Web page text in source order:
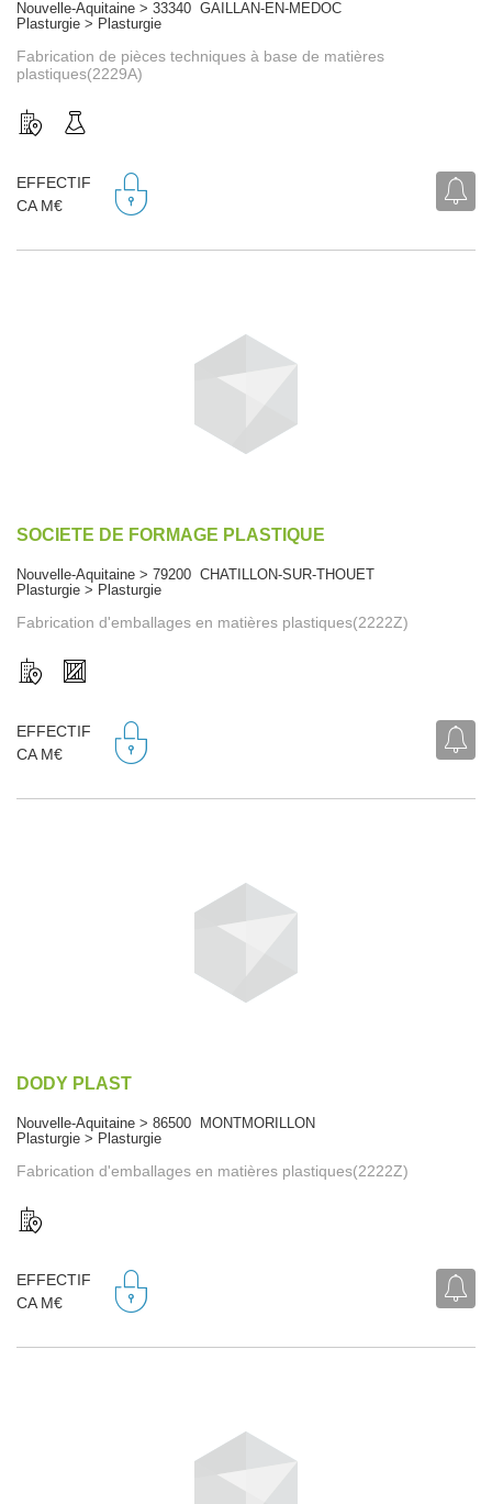
Nouvelle-Aquitaine > 33340 GAILLAN-EN-MEDOC
Plasturgie > Plasturgie
Fabrication de pièces techniques à base de matières
plastiques(2229A)
EFFECTIF
CA M€
SOCIETE DE FORMAGE PLASTIQUE
Nouvelle-Aquitaine > 79200 CHATILLON-SUR-THOUET
Plasturgie > Plasturgie
Fabrication d'emballages en matières plastiques(2222Z)
EFFECTIF
CA M€
DODY PLAST
Nouvelle-Aquitaine > 86500 MONTMORILLON
Plasturgie > Plasturgie
Fabrication d'emballages en matières plastiques(2222Z)
EFFECTIF
CA M€